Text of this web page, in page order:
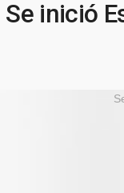
Se inició